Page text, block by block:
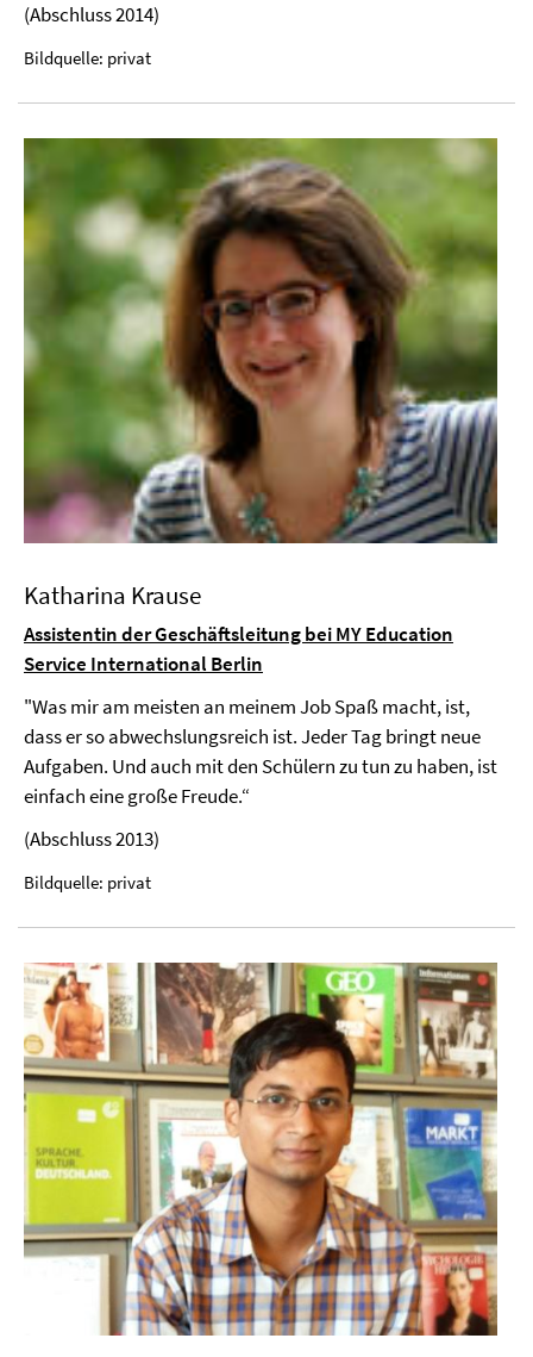
(Abschluss 2014)
Bildquelle: privat
Katharina Krause
Assistentin der Geschäftsleitung bei MY Education
Service International Berlin
"Was mir am meisten an meinem Job Spaß macht, ist,
dass er so abwechslungsreich ist. Jeder Tag bringt neue
Aufgaben. Und auch mit den Schülern zu tun zu haben, ist
einfach eine große Freude.“
(Abschluss 2013)
Bildquelle: privat